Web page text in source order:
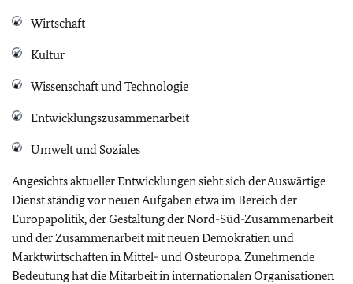
Wirtschaft
Kultur
Wissenschaft und Technologie
Entwicklungszusammenarbeit
Umwelt und Soziales
Angesichts aktueller Entwicklungen sieht sich der Auswärtige
Dienst ständig vor neuen Aufgaben etwa im Bereich der
Europapolitik, der Gestaltung der Nord-Süd-Zusammenarbeit
und der Zusammenarbeit mit neuen Demokratien und
Marktwirtschaften in Mittel- und Osteuropa. Zunehmende
Bedeutung hat die Mitarbeit in internationalen Organisationen